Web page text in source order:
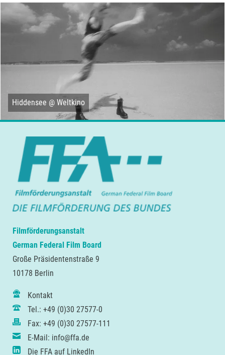
Hiddensee @ Weltkino
Filmförderungsanstalt
German Federal Film Board
Große Präsidentenstraße 9
10178 Berlin
Kontakt
Tel.: +49 (0)30 27577-0
Fax: +49 (0)30 27577-111
E-Mail: info@ffa.de
Die FFA auf LinkedIn